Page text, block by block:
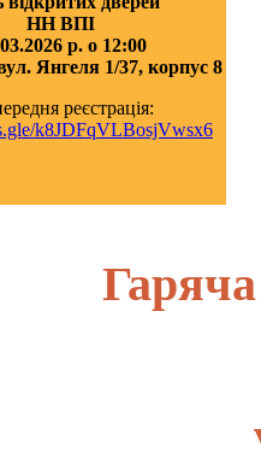
НН ВПІ
р. о 12:00
Янгеля 1/37, корпус 8
реєстрація:
k8JDFqVLBosjVwsx6